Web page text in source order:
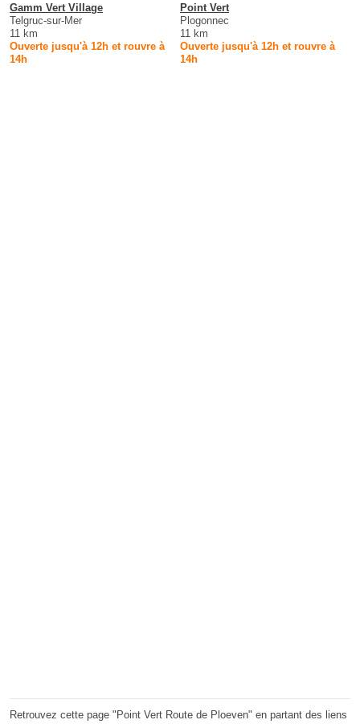
Gamm Vert Village
Telgruc-sur-Mer
11 km
Ouverte jusqu'à 12h et rouvre à
14h
Point Vert
Plogonnec
11 km
Ouverte jusqu'à 12h et rouvre à
14h
Retrouvez cette page "Point Vert Route de Ploeven" en partant des liens